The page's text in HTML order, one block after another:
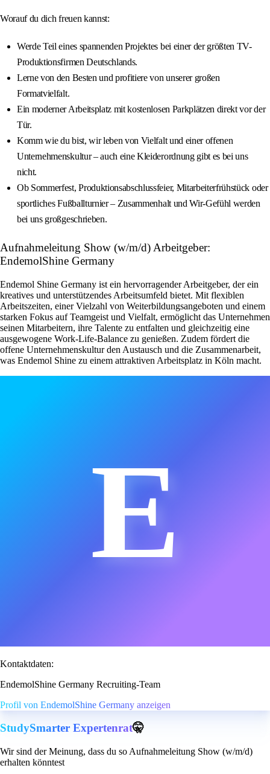
Worauf du dich freuen kannst:
Werde Teil eines spannenden Projektes bei einer der größten TV-
Produktionsfirmen Deutschlands.
Lerne von den Besten und profitiere von unserer großen
Formatvielfalt.
Ein moderner Arbeitsplatz mit kostenlosen Parkplätzen direkt vor der
Tür.
Komm wie du bist, wir leben von Vielfalt und einer offenen
Unternehmenskultur – auch eine Kleiderordnung gibt es bei uns
nicht.
Ob Sommerfest, Produktionsabschlussfeier, Mitarbeiterfrühstück oder
sportliches Fußballturnier – Zusammenhalt und Wir-Gefühl werden
bei uns großgeschrieben.
Aufnahmeleitung Show (w/m/d) Arbeitgeber:
EndemolShine Germany
Endemol Shine Germany ist ein hervorragender Arbeitgeber, der ein
kreatives und unterstützendes Arbeitsumfeld bietet. Mit flexiblen
Arbeitszeiten, einer Vielzahl von Weiterbildungsangeboten und einem
starken Fokus auf Teamgeist und Vielfalt, ermöglicht das Unternehmen
seinen Mitarbeitern, ihre Talente zu entfalten und gleichzeitig eine
ausgewogene Work-Life-Balance zu genießen. Zudem fördert die
offene Unternehmenskultur den Austausch und die Zusammenarbeit,
was Endemol Shine zu einem attraktiven Arbeitsplatz in Köln macht.
E
Kontaktdaten:
EndemolShine Germany Recruiting-Team
Profil von EndemolShine Germany anzeigen
StudySmarter Expertenrat🤫
Wir sind der Meinung, dass du so Aufnahmeleitung Show (w/m/d)
erhalten könntest